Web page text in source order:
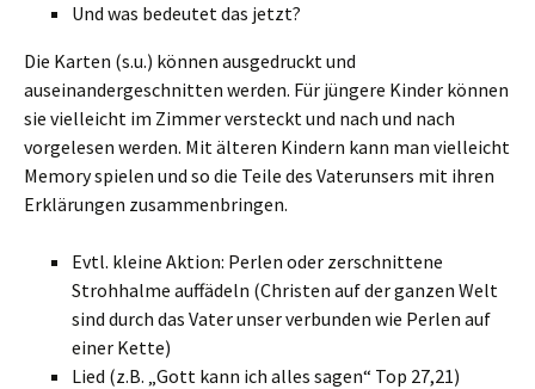
Und was bedeutet das jetzt?
Die Karten (s.u.) können ausgedruckt und
auseinandergeschnitten werden. Für jüngere Kinder können
sie vielleicht im Zimmer versteckt und nach und nach
vorgelesen werden. Mit älteren Kindern kann man vielleicht
Memory spielen und so die Teile des Vaterunsers mit ihren
Erklärungen zusammenbringen.
Evtl. kleine Aktion: Perlen oder zerschnittene
Strohhalme auffädeln (Christen auf der ganzen Welt
sind durch das Vater unser verbunden wie Perlen auf
einer Kette)
Lied (z.B. „Gott kann ich alles sagen“ Top 27,21)